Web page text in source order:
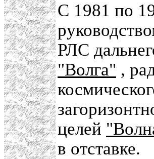
С 1981 по
РЛС
"Волга" ,
целей
в отставке.